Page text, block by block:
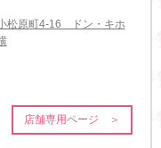
松原町4-16 ドン・キホ
店舗専用ページ ＞